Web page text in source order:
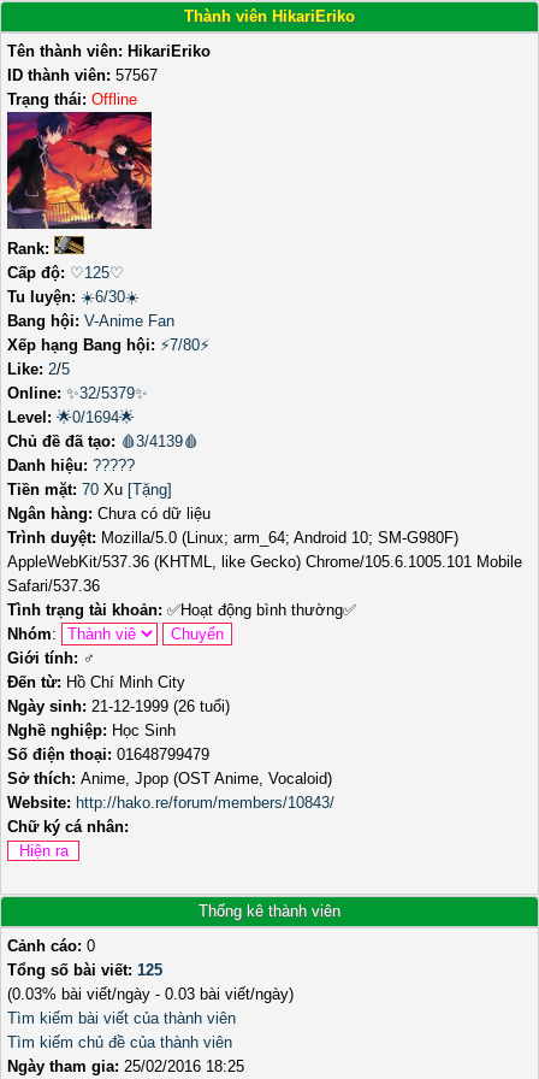
Thành viên HikariEriko
Tên thành viên: HikariEriko
ID thành viên: 57567
Trạng thái: Offline
Rank:
Cấp độ: ♡125♡
Tu luyện: ☀️6/30☀️
Bang hội: V-Anime Fan
Xếp hạng Bang hội: ⚡7/80⚡
Like: 2/5
Online: ✨32/5379✨
Level: 🌟0/1694🌟
Chủ đề đã tạo: 🩸3/4139🩸
Danh hiệu: ?????
Tiền mặt: 70 Xu [Tặng]
Ngân hàng: Chưa có dữ liệu
Trình duyệt: Mozilla/5.0 (Linux; arm_64; Android 10; SM-G980F)
AppleWebKit/537.36 (KHTML, like Gecko) Chrome/105.6.1005.101 Mobile
Safari/537.36
Tình trạng tài khoản: ✅Hoạt động bình thường✅
Nhóm:
Giới tính: ♂️
Đến từ: Hồ Chí Minh City
Ngày sinh: 21-12-1999 (26 tuổi)
Nghề nghiệp: Học Sinh
Số điện thoại: 01648799479
Sở thích: Anime, Jpop (OST Anime, Vocaloid)
Website: http://hako.re/forum/members/10843/
Chữ ký cá nhân:
Thống kê thành viên
Cảnh cáo: 0
Tổng số bài viết: 125
(0.03% bài viết/ngày - 0.03 bài viết/ngày)
Tìm kiếm bài viết của thành viên
Tìm kiếm chủ đề của thành viên
Ngày tham gia: 25/02/2016 18:25